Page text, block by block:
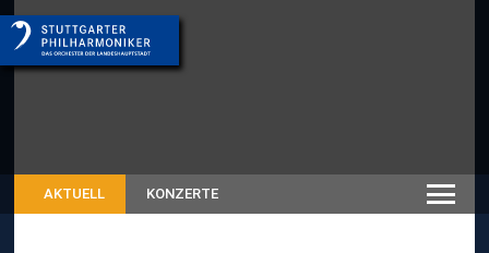
AKTUELL KONZERTE